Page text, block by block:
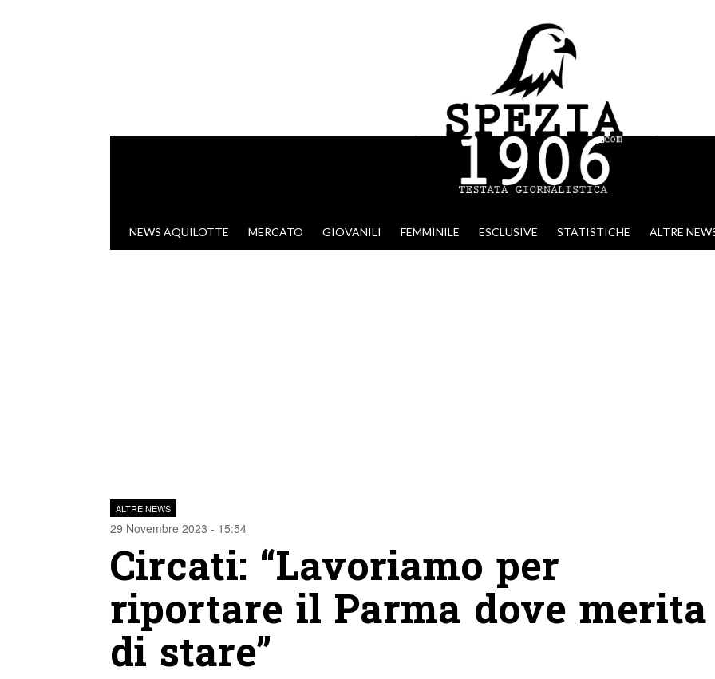
VAI AL CONTENUTO
NEWS AQUILOTTE MERCATO GIOVANILI FEMMINILE ESCLUSIVE STATISTICHE ALTRE
ALTRE NEWS
29 Novembre 2023 - 15:54
Circati: “Lavoriamo per
riportare il Parma dove merita
di stare”